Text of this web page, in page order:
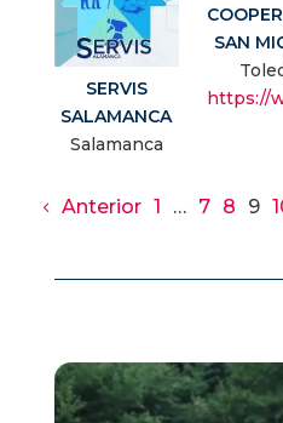
SERVIS
SALAMANCA
Salamanca
SAN
https://
Anterior 1 … 7 8 9